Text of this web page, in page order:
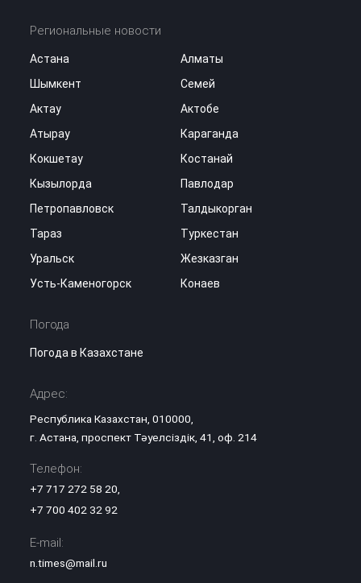
Региональные новости
Астана
Алматы
Шымкент
Семей
Актау
Актобе
Атырау
Караганда
Кокшетау
Костанай
Кызылорда
Павлодар
Петропавловск
Талдыкорган
Тараз
Туркестан
Уральск
Жезказган
Усть-Каменогорск
Конаев
Погода
Погода в Казахстане
Адрес:
Республика Казахстан, 010000,
г. Астана, проспект Тәуелсіздік, 41, оф. 214
Телефон:
+7 717 272 58 20
+7 700 402 32 92
E-mail:
n.times@mail.ru